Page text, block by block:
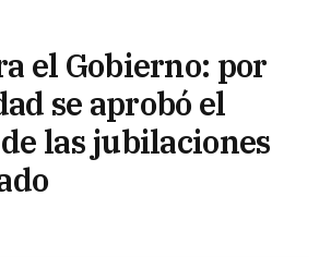
el Gobierno: por
se aprobó el
las jubilaciones